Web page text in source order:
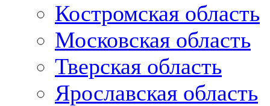
Костромская область
Московская область
Тверская область
Ярославская область